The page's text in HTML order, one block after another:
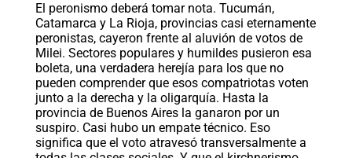
El peronismo deberá tomar nota. Tucumán,
Catamarca y La Rioja, provincias casi eternamente
peronistas, cayeron frente al aluvión de votos de
Milei. Sectores populares y humildes pusieron esa
boleta, una verdadera herejía para los que no
pueden comprender que esos compatriotas voten
junto a la derecha y la oligarquía. Hasta la
provincia de Buenos Aires la ganaron por un
suspiro. Casi hubo un empate técnico. Eso
significa que el voto atravesó transversalmente a